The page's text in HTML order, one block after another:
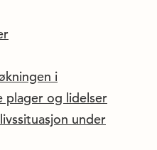
i
plager og lidelser
under